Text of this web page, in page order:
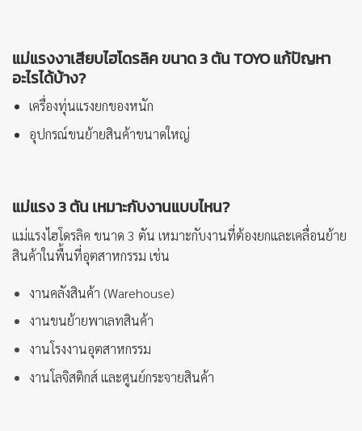
แม่แรงงาเสียบไฮโดรลิค ขนาด 3 ตัน TOYO แก้ปัญหา
อะไรได้บ้าง?
เครื่องทุ่นแรงยกของหนัก
อุปกรณ์ขนย้ายสินค้าขนาดใหญ่
แม่แรง 3 ตัน เหมาะกับงานแบบไหน?
แม่แรงไฮโดรลิค ขนาด 3 ตัน เหมาะกับงานที่ต้องยกและเคลื่อนย้าย
สินค้าในพื้นที่อุตสาหกรรม เช่น
งานคลังสินค้า (Warehouse)
งานขนย้ายพาเลทสินค้า
งานโรงงานอุตสาหกรรม
งานโลจิสติกส์ และศูนย์กระจายสินค้า